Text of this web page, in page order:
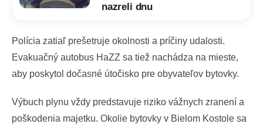
nazreli dnu
Polícia zatiaľ prešetruje okolnosti a príčiny udalosti.
Evakuačný autobus HaZZ sa tiež nachádza na mieste,
aby poskytol dočasné útočisko pre obyvateľov bytovky.
Výbuch plynu vždy predstavuje riziko vážnych zranení a
poškodenia majetku. Okolie bytovky v Bielom Kostole sa